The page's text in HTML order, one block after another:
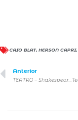
CAIO BLAT, HERSON CAPRI,
Anterior